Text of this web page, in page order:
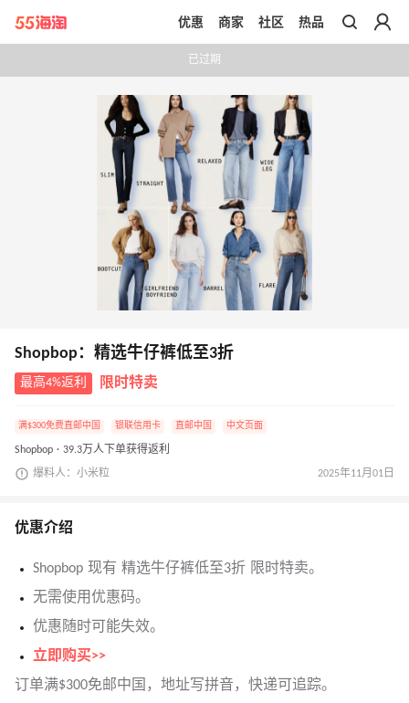
带你去官网买正品
优惠 商家 社区 热品
已过期
Shopbop：精选牛仔裤低至3折
最高4%返利 限时特卖
满$300免费直邮中国 银联信用卡 直邮中国 中文页面
Shopbop · 39.3万人下单获得返利
爆料人：小米粒 2025年11月01日
优惠介绍
Shopbop 现有 精选牛仔裤低至3折 限时特卖。
无需使用优惠码。
优惠随时可能失效。
立即购买>>
订单满$300免邮中国，地址写拼音，快递可追踪。